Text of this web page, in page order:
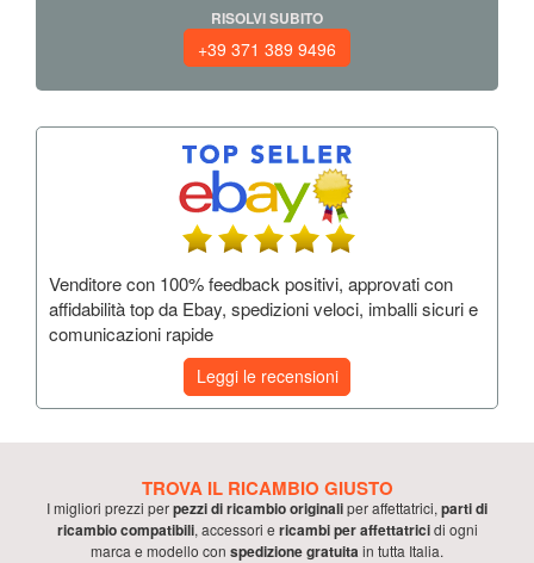
RISOLVI SUBITO
+39 371 389 9496
Venditore con 100% feedback positivi, approvati con
affidabilità top da Ebay, spedizioni veloci, imballi sicuri e
comunicazioni rapide
Leggi le recensioni
TROVA IL RICAMBIO GIUSTO
I migliori prezzi perpezzi di ricambio originaliperaffettatrici, parti di
ricambio compatibili, accessori e ricambi peraffettatricidi ogni
marca e modello con spedizione gratuitain tutta Italia.